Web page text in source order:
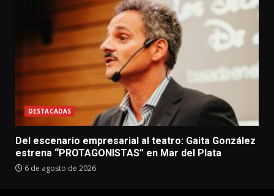
DESTACADAS
Del escenario empresarial al teatro: Gaita González
estrena “PROTAGONISTAS” en Mar del Plata
6 de agosto de 2026